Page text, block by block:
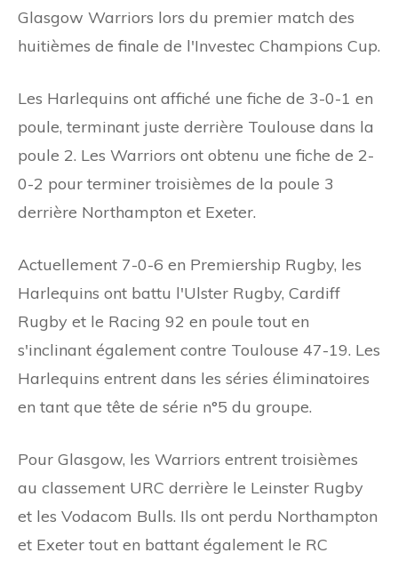
Glasgow Warriors lors du premier match des
huitièmes de finale de l'Investec Champions Cup.
Les Harlequins ont affiché une fiche de 3-0-1 en
poule, terminant juste derrière Toulouse dans la
poule 2. Les Warriors ont obtenu une fiche de 2-
0-2 pour terminer troisièmes de la poule 3
derrière Northampton et Exeter.
Actuellement 7-0-6 en Premiership Rugby, les
Harlequins ont battu l'Ulster Rugby, Cardiff
Rugby et le Racing 92 en poule tout en
s'inclinant également contre Toulouse 47-19. Les
Harlequins entrent dans les séries éliminatoires
en tant que tête de série n°5 du groupe.
Pour Glasgow, les Warriors entrent troisièmes
au classement URC derrière le Leinster Rugby
et les Vodacom Bulls. Ils ont perdu Northampton
et Exeter tout en battant également le RC